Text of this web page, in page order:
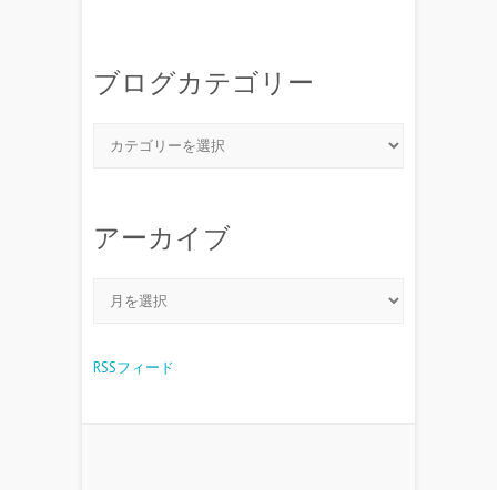
ブログカテゴリー
アーカイブ
RSSフィード